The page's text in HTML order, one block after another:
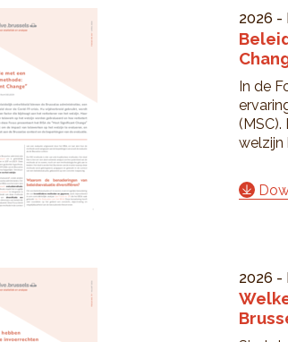
2026 -
In de
welzijn
2026 -